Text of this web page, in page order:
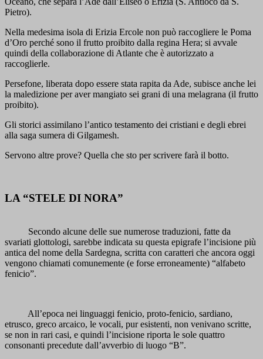
Pietro).
Nella medesima isola di Erizia Ercole non può raccogliere le Poma
d’Oro perché sono il frutto proibito dalla regina Hera; si avvale
quindi della collaborazione di Atlante che è autorizzato a
raccoglierle.
Persefone, liberata dopo essere stata rapita da Ade, subisce anche lei
la maledizione per aver mangiato sei grani di una melagrana (il frutto
proibito).
Gli storici assimilano l’antico testamento dei cristiani e degli ebrei
alla saga sumera di Gilgamesh.
Servono altre prove? Quella che sto per scrivere farà il botto.
LA “STELE DI NORA”
Secondo alcune delle sue numerose traduzioni, fatte da
svariati glottologi, sarebbe indicata su questa epigrafe l’incisione più
antica del nome della Sardegna, scritta con caratteri che ancora oggi
vengono chiamati comunemente (e forse erroneamente) “alfabeto
fenicio”.
All’epoca nei linguaggi fenicio, proto-fenicio, sardiano,
etrusco, greco arcaico, le vocali, pur esistenti, non venivano scritte,
se non in rari casi, e quindi l’incisione riporta le sole quattro
consonanti precedute dall’avverbio di luogo “B”.